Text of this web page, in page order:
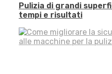
Pulizia di grandi
tempi e risultati